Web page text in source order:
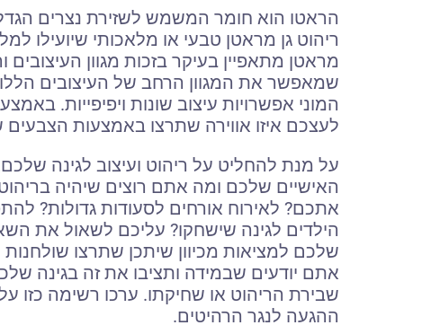
הראטו הוא חומר המשמש לשזירת נצרים
ריהוט גן מראטן טבעי או מלאכותי שיועילו
מראטן מתאפיין בעיקר בזכות מגוון
שמאפשר את המגוון הרחב של העיצובים
המוני אפשרויות עיצוב שונות ויפיפייות.
לעצכם איזו אווירה שתרצו באמצעות
על מנת להחליט על ריהוט ועיצוב לגינה
האישיים שלכם ומה אתם רוצים שיהיה
אתכם? לאירוח אורחים לסעודות גדולות?
הילדים לגינה שישחקו? עליכם לשאול את
שלכם למציאות מכיוון שיתכן שתרצו שולחנות
אתם יודעים שבמידה ותציבו את זה בגינה
שבירת הריהוט או שחיקתו. ערכו רשימה
ההגעה לנגר הרהיטים.